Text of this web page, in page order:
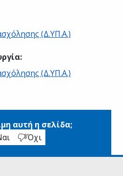
(Δ.ΥΠ.Α.)
:
(Δ.ΥΠ.Α.)
αυτή η σελίδα;
Όχι